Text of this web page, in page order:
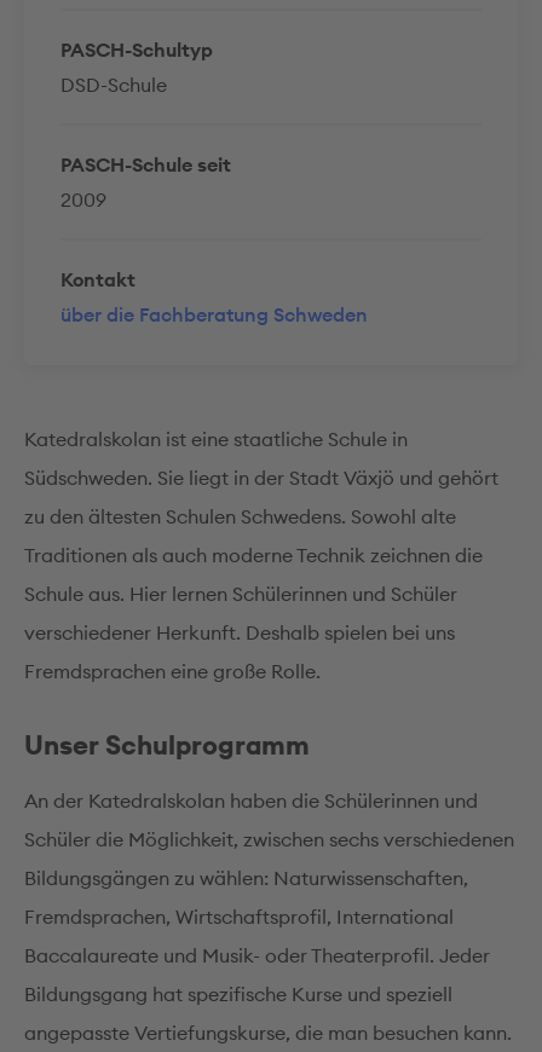
PASCH-Schultyp
DSD-Schule
PASCH-Schule seit
2009
Kontakt
über die Fachberatung Schweden
Katedralskolan ist eine staatliche Schule in
Südschweden. Sie liegt in der Stadt Växjö und gehört
zu den ältesten Schulen Schwedens. Sowohl alte
Traditionen als auch moderne Technik zeichnen die
Schule aus. Hier lernen Schülerinnen und Schüler
verschiedener Herkunft. Deshalb spielen bei uns
Fremdsprachen eine große Rolle.
Unser Schulprogramm
An der Katedralskolan haben die Schülerinnen und
Schüler die Möglichkeit, zwischen sechs verschiedenen
Bildungsgängen zu wählen: Naturwissenschaften,
Fremdsprachen, Wirtschaftsprofil, International
Baccalaureate und Musik- oder Theaterprofil. Jeder
Bildungsgang hat spezifische Kurse und speziell
angepasste Vertiefungskurse, die man besuchen kann.